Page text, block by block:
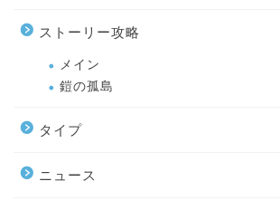
ストーリー攻略
メイン
鎧の孤島
タイプ
ニュース